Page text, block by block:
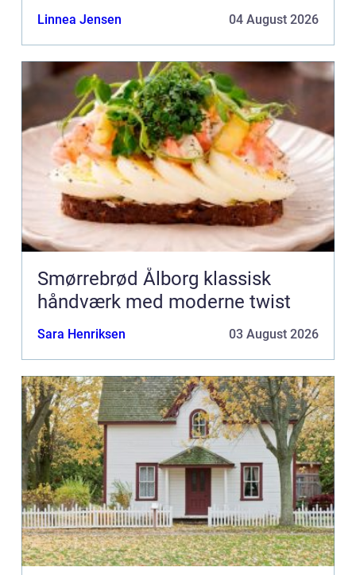
Linnea Jensen 04 August 2026
Smørrebrød Ålborg klassisk
håndværk med moderne twist
Sara Henriksen 03 August 2026